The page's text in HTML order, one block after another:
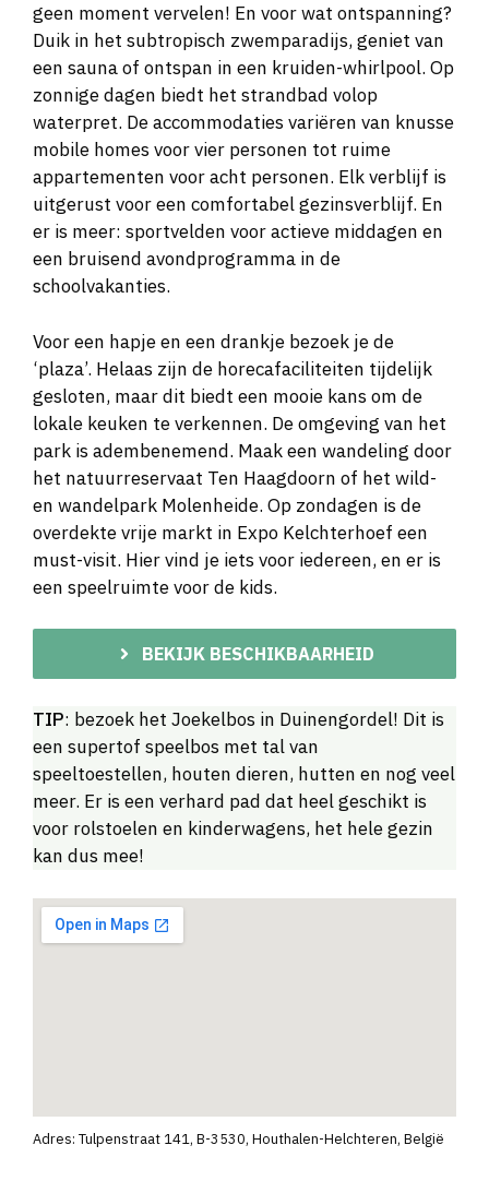
geen moment vervelen! En voor wat ontspanning?
Duik in het subtropisch zwemparadijs, geniet van
een sauna of ontspan in een kruiden-whirlpool. Op
zonnige dagen biedt het strandbad volop
waterpret. De accommodaties variëren van knusse
mobile homes voor vier personen tot ruime
appartementen voor acht personen. Elk verblijf is
uitgerust voor een comfortabel gezinsverblijf. En
er is meer: sportvelden voor actieve middagen en
een bruisend avondprogramma in de
schoolvakanties.
Voor een hapje en een drankje bezoek je de
‘plaza’. Helaas zijn de horecafaciliteiten tijdelijk
gesloten, maar dit biedt een mooie kans om de
lokale keuken te verkennen. De omgeving van het
park is adembenemend. Maak een wandeling door
het natuurreservaat Ten Haagdoorn of het wild-
en wandelpark Molenheide. Op zondagen is de
overdekte vrije markt in Expo Kelchterhoef een
must-visit. Hier vind je iets voor iedereen, en er is
een speelruimte voor de kids.
BEKIJK BESCHIKBAARHEID
TIP: bezoek het Joekelbos in Duinengordel! Dit is
een supertof speelbos met tal van
speeltoestellen, houten dieren, hutten en nog veel
meer. Er is een verhard pad dat heel geschikt is
voor rolstoelen en kinderwagens, het hele gezin
kan dus mee!
Adres: Tulpenstraat 141, B-3530, Houthalen-Helchteren, België